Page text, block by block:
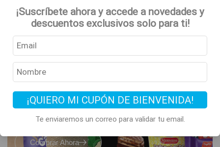
¡Suscríbete ahora y accede a novedades y
descuentos exclusivos solo para ti!
¡QUIERO MI CUPÓN DE BIENVENIDA!
Te enviaremos un correo para validar tu email.
Inicio Tienda Productos del Mundo Colombia
Todos los clásicos
de Argentina
están acá
Comprar Ahora